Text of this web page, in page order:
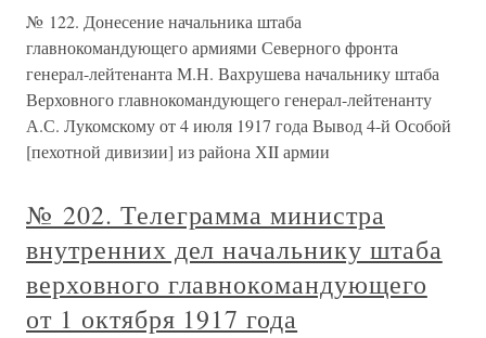
№ 122. Донесение начальника штаба
главнокомандующего армиями Северного фронта
генерал-лейтенанта М.Н. Вахрушева начальнику штаба
Верховного главнокомандующего генерал-лейтенанту
А.С. Лукомскому от 4 июля 1917 года Вывод 4-й Особой
[пехотной дивизии] из района ХII армии
№ 202. Телеграмма министра
внутренних дел начальнику штаба
верховного главнокомандующего
от 1 октября 1917 года